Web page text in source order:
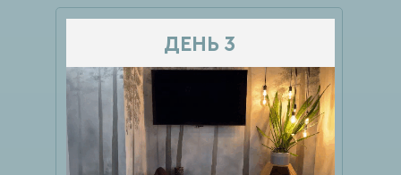
ДЕНЬ 3